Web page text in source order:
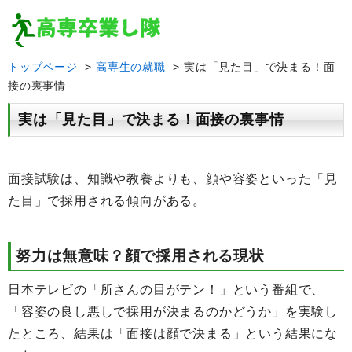
トップページ >高専生の就職
> 実は「見た目」で決まる！面
接の裏事情
実は「見た目」で決まる！面接の裏事情
面接試験は、知識や教養よりも、顔や容姿といった「見
た目」で採用される傾向がある。
努力は無意味？顔で採用される現状
日本テレビの「所さんの目がテン！」という番組で、
「容姿の良し悪しで採用が決まるのかどうか」を実験し
たところ、結果は「面接は顔で決まる」という結果にな